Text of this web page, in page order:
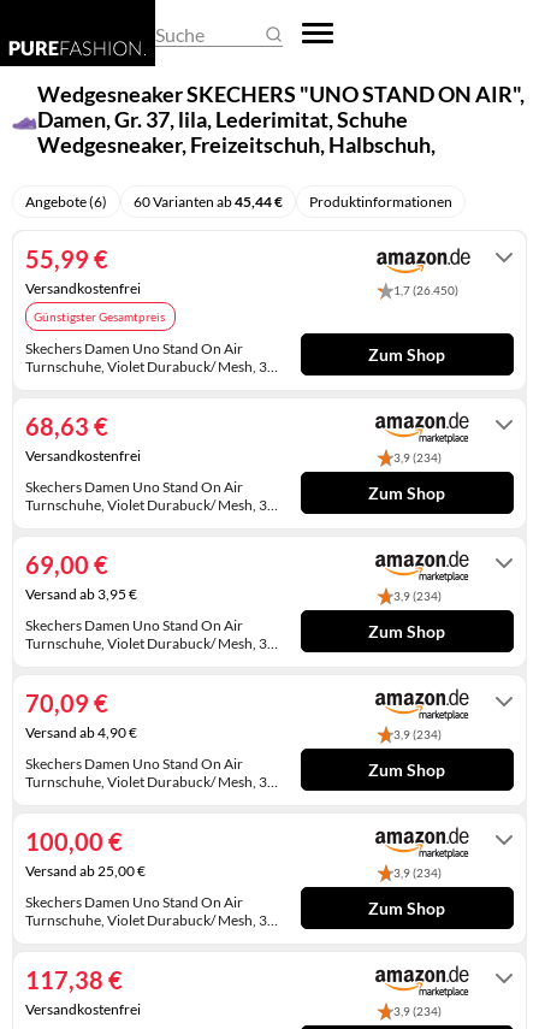
REGENSCHIRME
SCHLAFMASKEN
DAMEN-OVERALLS
DAMEN-SHIRTS
DAMENHOSEN
DAMENJACKEN & DAMENMÄNTEL
KLEIDER
RÖCKE
UMSTANDSMODE
HERREN-PULLOVER
HERREN-TRACHTENMODE
HERRENHOSEN
HERRENJACKEN & HERRENMÄNTEL
EHERINGE
KINDERSCHMUCK
OHRRINGE
PIERCINGS
RINGE
SCHMUCKAUFBEWAHRUNG
SCHMUCKKÄSTCHEN
BASKETBALLSCHUHE
DAMEN-HALBSCHUHE
HAUSSCHUHE
HERREN-HALBSCHUHE
HERREN-SANDALEN
HERREN-STIEFEL
HERRENSCHUHE
HOCHZEITSSCHUHE
KINDERSCHUHE
LAUFSCHUHE
OUTDOOR-SCHUHE
PANTOLETTEN
SCHUHZUBEHÖR
SNEAKERS
STIEFELETTEN
BUSINESS- & LAPTOPTASCHEN
FEDERMÄPPCHEN
KOFFER
KULTURTASCHEN
PACKSÄCKE
RUCKSÄCKE
SCHULTASCHEN
SPORTTASCHEN
STRANDTASCHEN
TASCHEN-ZUBEHÖR
ARMBANDUHREN
TASCHENUHREN
UHRENBEWEGER
Suche
Wedgesneaker SKECHERS "UNO STAND ON AIR",
Damen, Gr. 37, lila, Lederimitat, Schuhe
Wedgesneaker, Freizeitschuh, Halbschuh,
(64997013-37)
Angebote (6) 60 Varianten ab45,44 € Produktinformationen
Skechers Damen Uno Stand On Air
Turnschuhe, Violet Durabuck/ Mesh, 37
1,7 (26.450)
Günstigster Gesamtpreis
55,99 €
Versandkostenfrei
Zum Shop
Skechers Damen Uno Stand On Air
Turnschuhe, Violet Durabuck/ Mesh, 37
3,9 (234)
68,63 €
Versandkostenfrei
Zum Shop
Skechers Damen Uno Stand On Air
Turnschuhe, Violet Durabuck/ Mesh, 37
3,9 (234)
69,00 €
Versand ab 3,95 €
Zum Shop
Skechers Damen Uno Stand On Air
Turnschuhe, Violet Durabuck/ Mesh, 37
3,9 (234)
70,09 €
Versand ab 4,90 €
Zum Shop
Skechers Damen Uno Stand On Air
Turnschuhe, Violet Durabuck/ Mesh, 37
3,9 (234)
100,00 €
Versand ab 25,00 €
Zum Shop
3,9 (234)
117,38 €
Versandkostenfrei